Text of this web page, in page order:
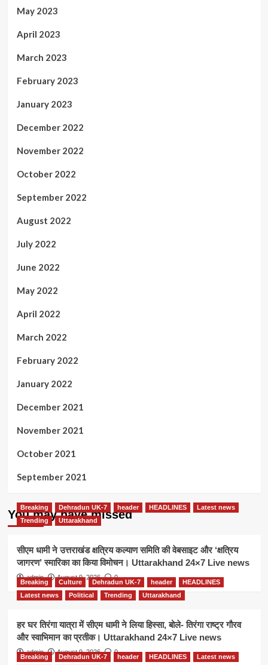
May 2023
April 2023
March 2023
February 2023
January 2023
December 2022
November 2022
October 2022
September 2022
August 2022
July 2022
June 2022
May 2022
April 2022
March 2022
February 2022
January 2022
December 2021
November 2021
October 2021
September 2021
You may have missed
Breaking Dehradun UK-7 header HEADLINES
Latest news
Trending
Uttarakhand
सीएम धामी ने उत्तराखंड क्षत्रिय कल्याण समिति की वेबसाइट और ‘क्षत्रिय
जागरण’ स्मारिका का किया विमोचन। Uttarakhand 24×7 Live news
admin August 9, 2026 0
Breaking Culture Dehradun UK-7 header
HEADLINES
Latest news
Political Trending Uttarakhand
हर घर तिरंगा यात्रा में सीएम धामी ने लिया हिस्सा, बोले- तिरंगा राष्ट्र गौरव
और स्वाभिमान का प्रतीक। Uttarakhand 24×7 Live news
admin August 9, 2026 0
Breaking Dehradun UK-7 header HEADLINES
Latest news